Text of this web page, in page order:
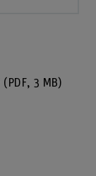
(PDF, 3 MB)